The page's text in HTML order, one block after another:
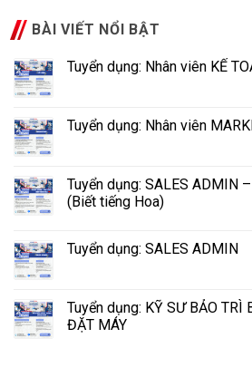
BÀI VIẾT NỔI BẬT
Tuyển dụng: Nhân viên KẾ
Tuyển dụng: Nhân viên
Tuyển dụng: SALES ADMIN
(Biết tiếng Hoa)
Tuyển dụng: SALES ADMIN
Tuyển dụng: KỸ SƯ BẢO TRÌ
ĐẶT MÁY